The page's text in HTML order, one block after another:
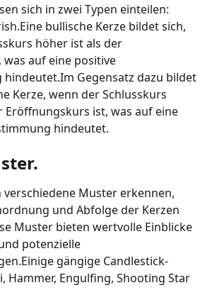
sich in zwei Typen einteilen:
bullische Kerze bildet sich,
höher ist als der
auf eine positive
Gegensatz dazu bildet
Kerze, wenn der Schlusskurs
Eröffnungskurs ist, was auf eine
hindeutet.
Muster erkennen,
und Abfolge der Kerzen
Muster bieten wertvolle Einblicke
potenzielle
gängige Candlestick-
Hammer, Engulfing, Shooting Star